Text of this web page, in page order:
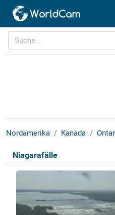
Nordamerika Kanada
Niagarafälle